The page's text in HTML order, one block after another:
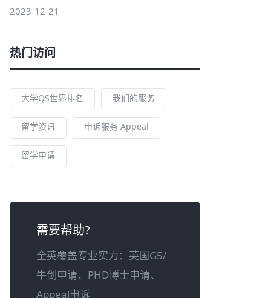
2023-12-21
热门访问
大学QS世界排名 我们的服务
留学资讯 申诉服务 Appeal
留学申请
需要帮助?
全英覆盖专业实力：英国G5/
牛剑申请、PHD博士申请、
Appeal申诉